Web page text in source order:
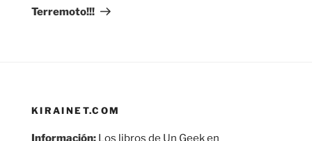
entrada
Terremoto!!!
KIRAINET.COM
Información: Los libros de Un Geek en